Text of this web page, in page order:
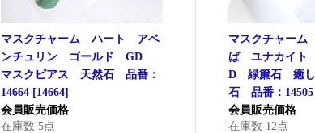
マスクチャーム ハート アベ
ンチュリン ゴールド GD
マスクピアス 天然石 品番：
14664 [14664]
会員販売価格
在庫数 5点
マスクチャー
ば ユナカイ
D 緑簾石 癒
石 品番：14505
会員販売価格
在庫数 12点